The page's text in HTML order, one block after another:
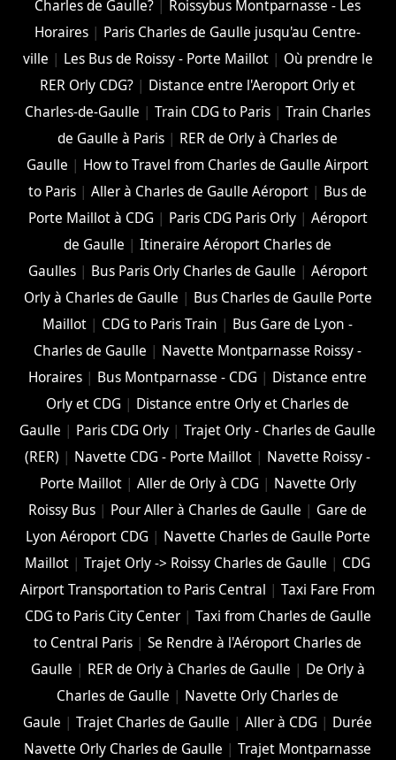
Charles de Gaulle?
Roissybus Montparnasse - Les
Horaires | Paris Charles de Gaulle jusqu'au Centre-
ville | Les Bus de Roissy - Porte Maillot| Où prendre le
RER Orly CDG? | Distance entre l'Aeroport Orly et
Charles-de-Gaulle |Train CDG to Paris |Train Charles
de Gaulle à Paris | RER de Orly à Charles de
Gaulle | How to Travel from Charles de Gaulle Airport
to Paris |Aller à Charles de Gaulle Aéroport | Bus de
Porte Maillot à CDG | Paris CDG Paris Orly| Aéroport
de Gaulle |Itineraire Aéroport Charles de
Gaulles| Bus Paris Orly Charles de Gaulle | Aéroport
Orly à Charles de Gaulle | Bus Charles de Gaulle Porte
Maillot | CDG to Paris Train | Bus Gare de Lyon -
Charles de Gaulle | Navette Montparnasse Roissy -
Horaires | Bus Montparnasse - CDG | Distance entre
Orly et CDG | Distance entre Orly et Charles de
Gaulle | Paris CDG Orly |Trajet Orly - Charles de Gaulle
(RER) | Navette CDG - Porte Maillot | Navette Roissy -
Porte Maillot| Aller de Orly à CDG | Navette Orly
Roissy Bus | Pour Aller à Charles de Gaulle | Gare de
Lyon Aéroport CDG | Navette Charles de Gaulle Porte
Maillot |Trajet Orly -> Roissy Charles de Gaulle | CDG
Airport Transportation to Paris Central |Taxi Fare From
CDG to Paris City Center| Taxi from Charles de Gaulle
to Central Paris |Se Rendre à l'Aéroport Charles de
Gaulle | RER de Orly à Charles de Gaulle | De Orly à
Charles de Gaulle | Navette Orly Charles de
Gaule |Trajet Charles de Gaulle |Aller à CDG | Durée
Navette Orly Charles de Gaulle |Trajet Montparnasse